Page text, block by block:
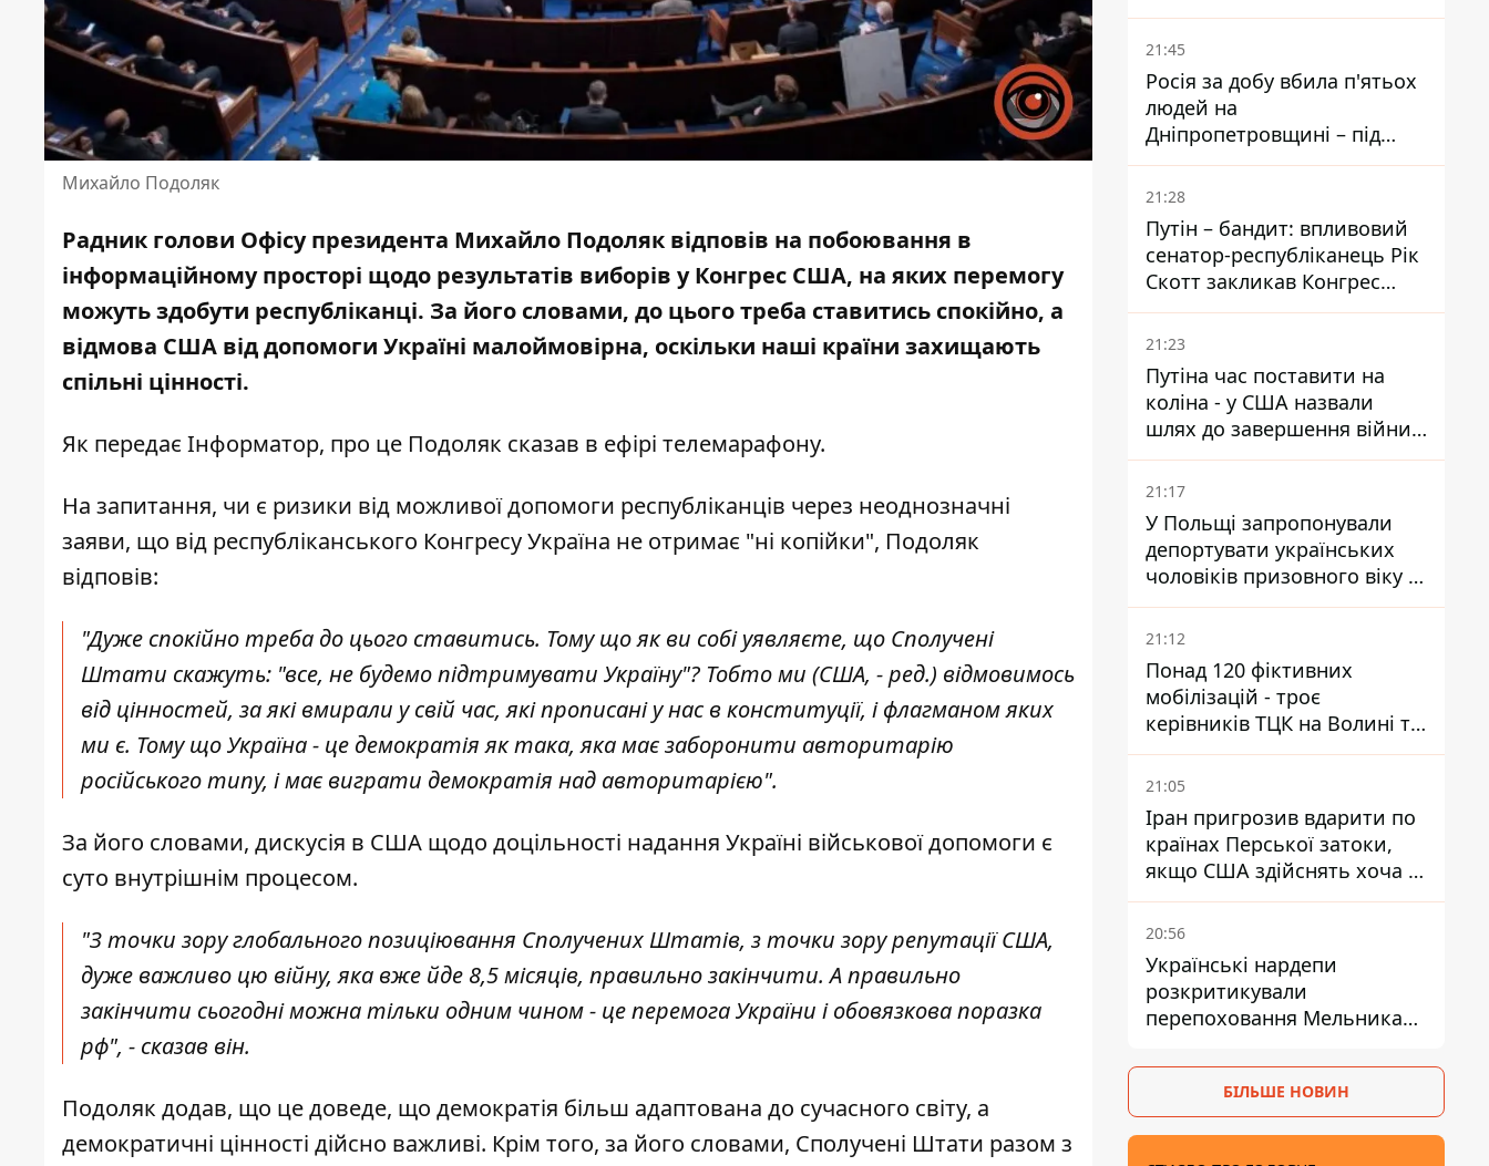
Михайло Подоляк
Радник голови Офісу президента Михайло Подоляк відповів на побоювання в
інформаційному просторі щодо результатів виборів уКонгрес США, на яких перемогу
можуть здобути республіканці. За його словами, до цього треба ставитись спокійно, а
відмова США від допомоги Україні малоймовірна, оскільки наші країни захищають
спільні цінності.
Як передає Інформатор, про це Подоляк сказав в ефірі телемарафону.
На запитання, чи є ризики від можливої допомоги республіканців через неоднозначні
заяви, що від республіканського Конгресу Україна не отримає "ні копійки", Подоляк
відповів:
"Дуже спокійно треба до цього ставитись. Тому що як ви собі уявляєте, що Сполучені
Штати скажуть: "все, не будемо підтримувати Україну"? Тобто ми (США, - ред.) відмовимось
від цінностей, за які вмирали у свій час, які прописані у нас в конституції, і флагманом яких
ми є. Тому що Україна - це демократія як така, яка має заборонити авторитарію
російського типу, і має виграти демократія над авторитарією".
За його словами, дискусія в США щодо доцільності надання Україні військової допомоги є
суто внутрішнім процесом.
"З точки зору глобального позиціювання Сполучених Штатів, з точки зору репутації США,
дуже важливо цю війну, яка вже йде 8,5 місяців, правильно закінчити. А правильно
закінчити сьогодні можна тільки одним чином - це перемога України і обовязкова поразка
рф", - сказав він.
Подоляк додав, що це доведе, що демократія більш адаптована до сучасного світу, а
демократичні цінності дійсно важливі. Крім того, за його словами, Сполучені Штати разом з
біль – він очолив народне
голосування
21:45
Росія за добу вбила п'ятьох
людей на
Дніпропетровщині – під
ударами опинилися п'ять
районів області
21:28
Путін – бандит: впливовий
сенатор-республіканець Рік
Скотт закликав Конгрес
притягнути РФ до
відповідальності за війну в
Україні
21:23
Путіна час поставити на
коліна - у США назвали
шлях до завершення війни -
National Security Journal
21:17
У Польщі запропонували
депортувати українських
чоловіків призовного віку -
кого це може торкнутися
21:12
Понад 120 фіктивних
мобілізацій - троє
керівників ТЦК на Волині та
Буковині отримали підозри
за фейкові звіти
21:05
Іран пригрозив вдарити по
країнах Перської затоки,
якщо США здійснять хоча б
одну атаку - Reuters
20:56
Українські нардепи
розкритикували
перепоховання Мельника
ізоляції
БІЛЬШЕ НОВИН